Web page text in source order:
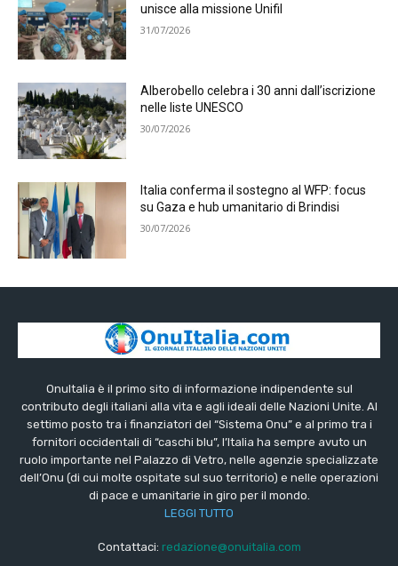
unisce alla missione Unifil
31/07/2026
Alberobello celebra i 30 anni dall’iscrizione
nelle liste UNESCO
30/07/2026
Italia conferma il sostegno al WFP: focus
su Gaza e hub umanitario di Brindisi
30/07/2026
OnuItalia è il primo sito di informazione indipendente sul
contributo degli italiani alla vita e agli ideali delle Nazioni Unite. Al
settimo posto tra i finanziatori del “Sistema Onu” e al primo tra i
fornitori occidentali di “caschi blu”, l’Italia ha sempre avuto un
ruolo importante nel Palazzo di Vetro, nelle agenzie specializzate
dell’Onu (di cui molte ospitate sul suo territorio) e nelle operazioni
di pace e umanitarie in giro per il mondo.
LEGGI TUTTO
Contattaci: redazione@onuitalia.com